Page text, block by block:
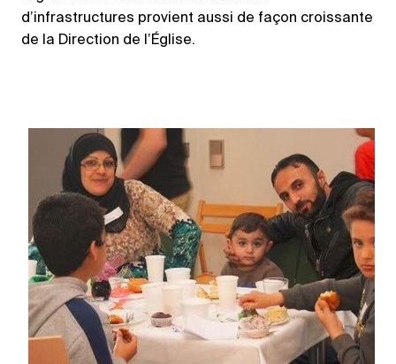
d’infrastructures provient aussi de façon croissante
de la Direction de l’Église.